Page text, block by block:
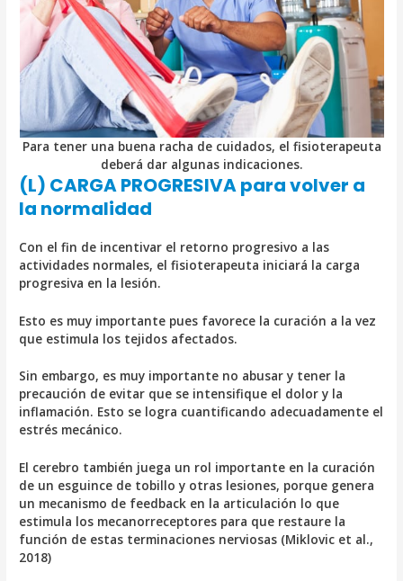
Para tener una buena racha de cuidados, el fisioterapeuta
deberá dar algunas indicaciones.
(L) CARGA PROGRESIVA para volver a
la normalidad
Con el fin de incentivar el retorno progresivo a las
actividades normales, el fisioterapeuta iniciará la carga
progresiva en la lesión.
Esto es muy importante pues favorece la curación a la vez
que estimula los tejidos afectados.
Sin embargo, es muy importante no abusar y tener la
precaución de evitar que se intensifique el dolor y la
inflamación. Esto se logra cuantificando adecuadamente el
estrés mecánico.
El cerebro también juega un rol importante en la curación
de un esguince de tobillo y otras lesiones, porque genera
un mecanismo de feedback en la articulación lo que
estimula los mecanorreceptores para que restaure la
función de estas terminaciones nerviosas (Miklovic et al.,
2018)